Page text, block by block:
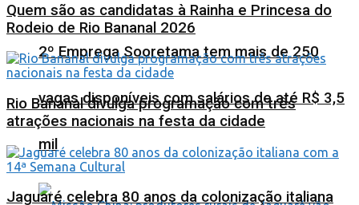
2º Emprega Sooretama tem mais de 250
vagas disponíveis com salários de até R$ 3,5
mil
Quem são as candidatas à Rainha e Princesa do
Rodeio de Rio Bananal 2026
Rio Bananal divulga programação com três
atrações nacionais na festa da cidade
Jaguaré celebra 80 anos da colonização italiana